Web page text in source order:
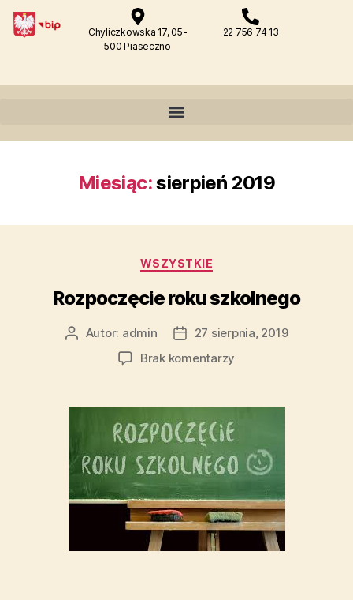
Chyliczkowska 17, 05-
500 Piaseczno
22 756 74 13
Miesiąc:sierpień 2019
WSZYSTKIE
Rozpoczęcie roku szkolnego
Autor: admin
27 sierpnia, 2019
Brak komentarzy